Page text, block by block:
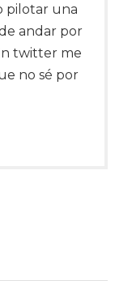
pilotar una
andar por
twitter me
no sé por